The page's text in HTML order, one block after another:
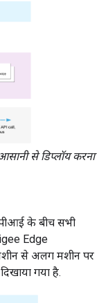
से डिप्लॉय करना
के बीच सभी
Edge
से अलग मशीन पर
गया है.